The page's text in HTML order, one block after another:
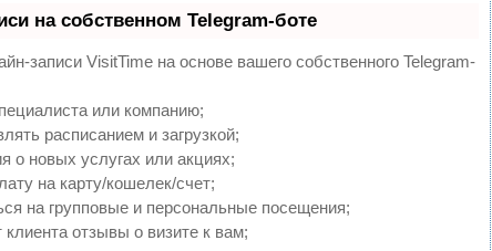
на собственном Telegram-боте
записи VisitTime на основе вашего собственного Telegram-
или компанию;
расписанием и загрузкой;
новых услугах или акциях;
на карту/кошелек/счет;
на групповые и персональные посещения;
отзывы о визите к вам;